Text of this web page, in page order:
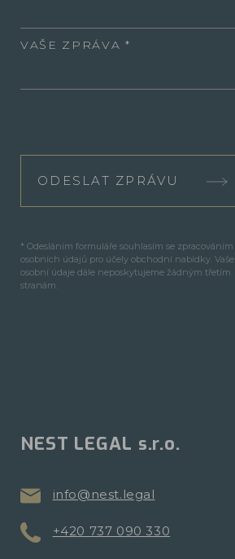
VAŠE ZPRÁVA
ODESLAT ZPRÁVU
* Odesláním formuláře souhlasím se zpracováním
osobních údajů pro účely obchodní nabídky. Vaše
osobní údaje dále neposkytujeme žádným třetím
stranám.
NEST LEGAL s.r.o.
info@nest.legal
+420 737 090 330